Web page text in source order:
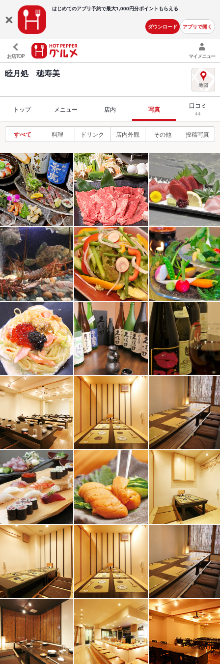
はじめてのアプリ予約で最大1,000円分ポイントもらえる
ダウンロード アプリで開く
お店TOP マイメニュー
睦月処 穂寿美
トップ メニュー 店内 写真 口コミ
44
すべて 料理 ドリンク 店内外観 その他 投稿写真